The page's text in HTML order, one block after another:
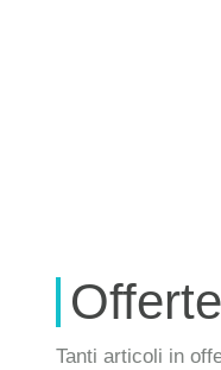
Offerte
Tanti articoli in